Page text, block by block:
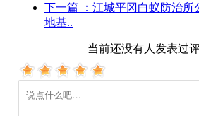
下一篇
：江城平冈白蚁防治
地基..
当前还没有人发表过